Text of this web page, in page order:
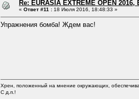
Re: EURASIA EXTREME OPEN
« Ответ #11 : 18 Июля 2016, 18:48:33 »
Упражнения бомба! Ждем вас!
Хрен, положенный на мнение окружающих,
С д.п.!